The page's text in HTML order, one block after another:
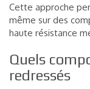
Cette approche
même sur des
haute résistance
Quels
redressés